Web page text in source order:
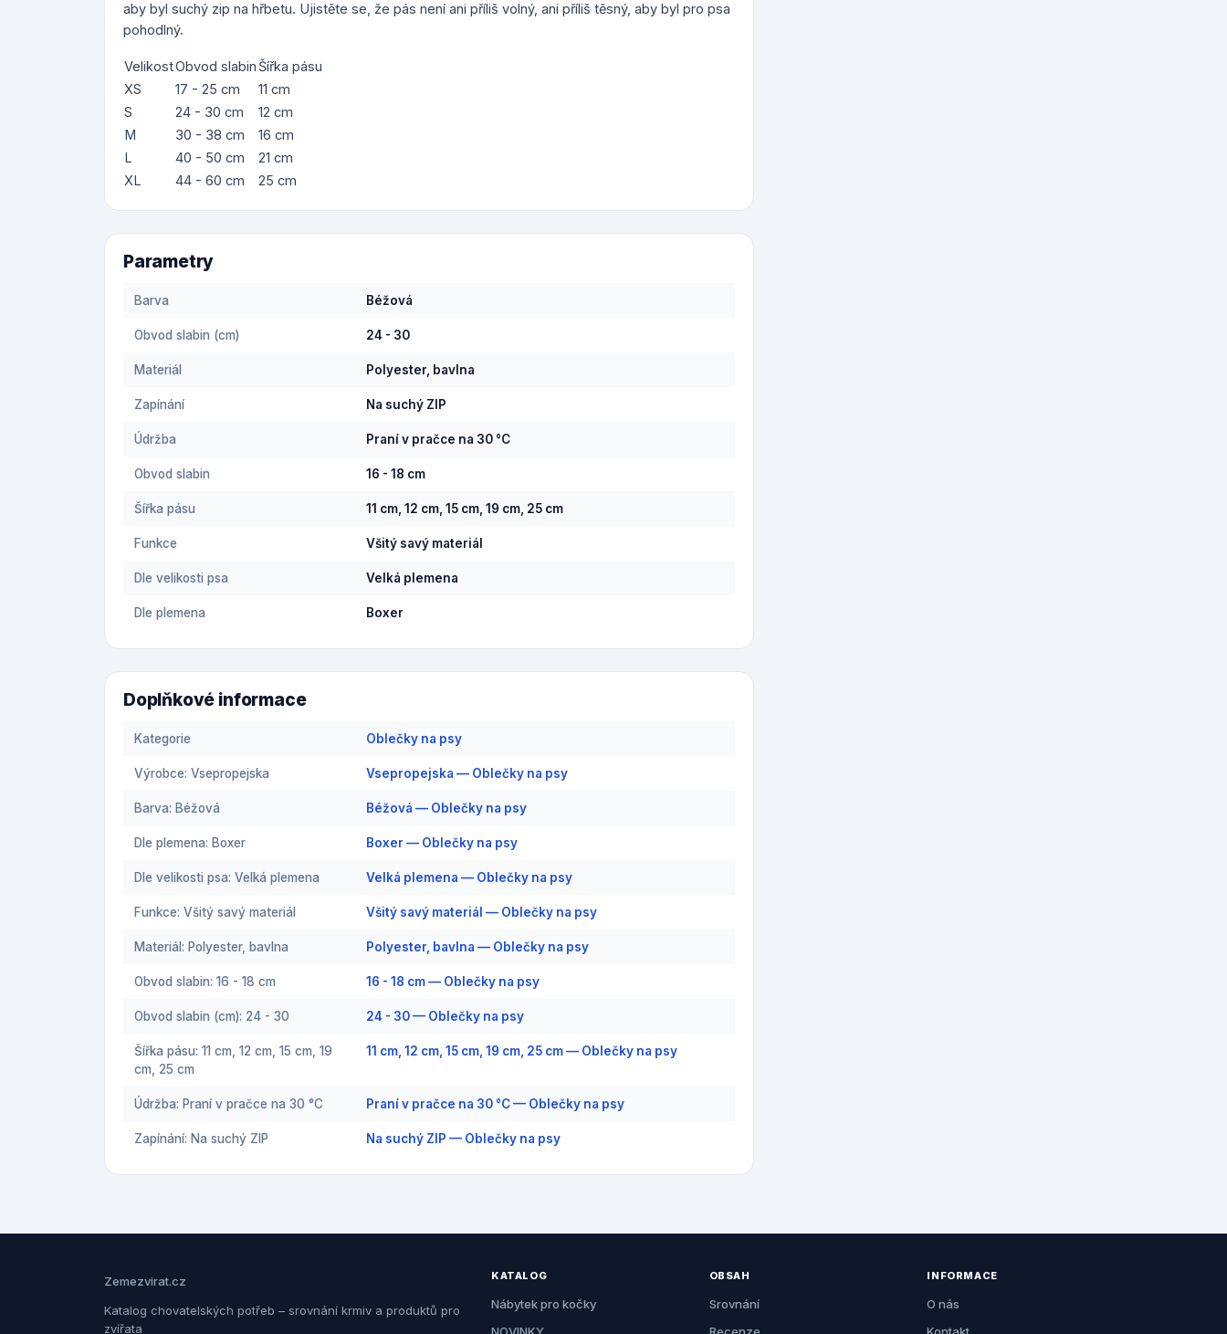
aby byl suchý zip na hřbetu. Ujistěte se, že pás není ani příliš volný, ani příliš těsný, aby byl pro psa
pohodlný.
VelikostObvod slabin Šířka pásu
XS
17 - 25 cm
11 cm
S
24 - 30 cm
12 cm
M
30 - 38 cm
16 cm
L
40 - 50 cm
21 cm
XL
44 - 60 cm 25 cm
Parametry
Barva Béžová
Obvod slabin (cm) 24 - 30
Materiál Polyester, bavlna
Zapínání Na suchý ZIP
Údržba Praní v pračce na 30 °C
Obvod slabin 16 - 18 cm
Šířka pásu 11 cm, 12 cm, 15 cm, 19 cm, 25 cm
Funkce Všitý savý materiál
Dle velikosti psa Velká plemena
Dle plemena Boxer
Doplňkové informace
Kategorie Oblečky na psy
Výrobce: Vsepropejska Vsepropejska — Oblečky na psy
Barva: Béžová Béžová — Oblečky na psy
Dle plemena: Boxer Boxer — Oblečky na psy
Dle velikosti psa: Velká plemena Velká plemena — Oblečky na psy
Funkce: Všitý savý materiál Všitý savý materiál — Oblečky na psy
Materiál: Polyester, bavlna Polyester, bavlna — Oblečky na psy
Obvod slabin: 16 - 18 cm 16 - 18 cm — Oblečky na psy
Obvod slabin (cm): 24 - 30 24 - 30 — Oblečky na psy
Šířka pásu: 11 cm, 12 cm, 15 cm, 19
cm, 25 cm
11 cm, 12 cm, 15 cm, 19 cm, 25 cm — Oblečky na psy
Údržba: Praní v pračce na 30 °C Praní v pračce na 30 °C — Oblečky na psy
Zapínání: Na suchý ZIP Na suchý ZIP — Oblečky na psy
Zemezvirat.cz
Katalog chovatelských potřeb – srovnání krmiv a produktů pro
zvířata
KATALOG
Nábytek pro kočky
OBSAH
Srovnání
INFORMACE
O nás